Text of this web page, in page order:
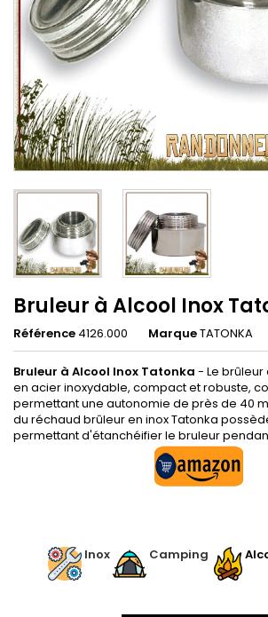
Bruleur à Alcool Inox
Référence 4126.000 MarqueTATONKA
Bruleur à Alcool Inox Tatonka - Le
en acier inoxydable, compact et robuste,
permettant une autonomie de près de 40
du réchaud brûleur en inox Tatonka
permettant d'étanchéifier le bruleur
Inox
Camping